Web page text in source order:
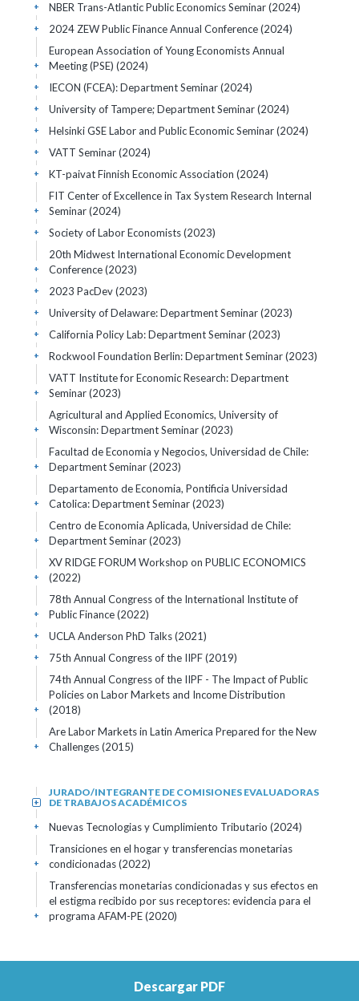
NBER Trans-Atlantic Public Economics Seminar(2024)
+
2024 ZEW Public Finance Annual Conference(2024)
+
European Association of Young Economists Annual
Meeting (PSE) (2024)
+
IECON (FCEA): Department Seminar(2024)
+
University of Tampere; Department Seminar(2024)
+
Helsinki GSE Labor and Public Economic Seminar(2024)
+
VATT Seminar(2024)
+
KT-paivat Finnish Economic Association (2024)
+
FIT Center of Excellence in Tax System Research Internal
Seminar(2024)
+
Society of Labor Economists(2023)
+
20th Midwest International Economic Development
Conference(2023)
+
2023 PacDev(2023)
+
University of Delaware: Department Seminar(2023)
+
California Policy Lab: Department Seminar(2023)
+
Rockwool Foundation Berlin: Department Seminar(2023)
+
VATT Institute for Economic Research: Department
Seminar(2023)
+
Agricultural and Applied Economics, University of
Wisconsin: Department Seminar(2023)
+
Facultad de Economia y Negocios, Universidad de Chile:
Department Seminar(2023)
+
Departamento de Economia, Pontificia Universidad
Catolica: Department Seminar(2023)
+
Centro de Economia Aplicada, Universidad de Chile:
Department Seminar(2023)
+
XV RIDGE FORUM Workshop on PUBLIC ECONOMICS
(2022)
+
78th Annual Congress of the International Institute of
Public Finance(2022)
+
UCLA Anderson PhD Talks(2021)
+
75th Annual Congress of the IIPF(2019)
+
74th Annual Congress of the IIPF - The Impact of Public
Policies on Labor Markets and Income Distribution
(2018)
+
Are Labor Markets in Latin America Prepared for the New
Challenges(2015)
+
JURADO/INTEGRANTE DE COMISIONES EVALUADORAS
DE TRABAJOS ACADÉMICOS
+
Nuevas Tecnologias y Cumplimiento Tributario (2024)
+
Transiciones en el hogar y transferencias monetarias
condicionadas(2022)
+
Transferencias monetarias condicionadas y sus efectos en
el estigma recibido por sus receptores: evidencia para el
programa AFAM-PE(2020)
+
Descargar PDF